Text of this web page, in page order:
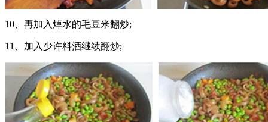
10、再加入焯水的毛豆米翻炒;
11、加入少许料酒继续翻炒;